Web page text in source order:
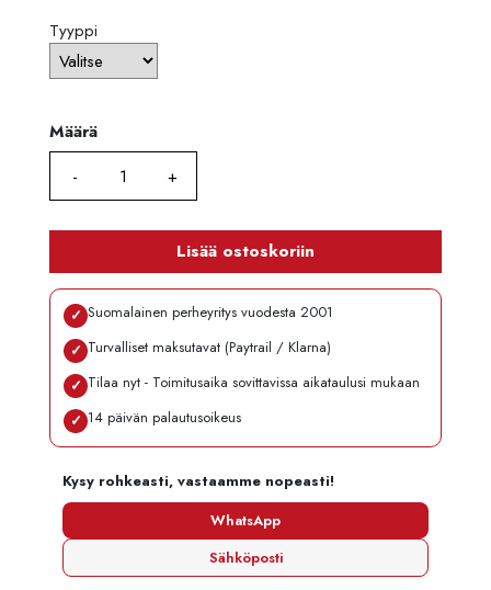
Tyyppi
Määrä
Määrä
Lisää ostoskoriin
✓ Suomalainen perheyritys vuodesta 2001
✓ Turvalliset maksutavat (Paytrail / Klarna)
✓ Tilaa nyt - Toimitusaika sovittavissa aikataulusi mukaan
✓ 14 päivän palautusoikeus
Kysy rohkeasti, vastaamme nopeasti!
WhatsApp
Sähköposti